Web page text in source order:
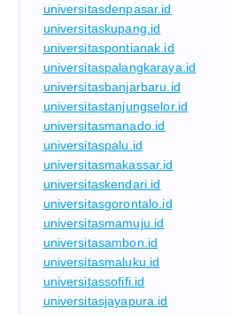
universitasdenpasar.id
universitaskupang.id
universitaspontianak.id
universitaspalangkaraya.id
universitasbanjarbaru.id
universitastanjungselor.id
universitasmanado.id
universitaspalu.id
universitasmakassar.id
universitaskendari.id
universitasgorontalo.id
universitasmamuju.id
universitasambon.id
universitasmaluku.id
universitassofifi.id
universitasjayapura.id